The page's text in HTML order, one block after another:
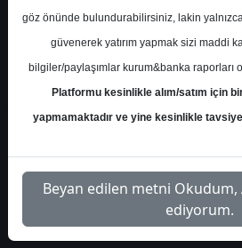
göz önünde bulundurabilirsiniz, lakin
güvenerek yatırım yapmak sizi maddi
bilgiler/paylaşımlar kurum&banka raporları
Platformu kesinlikle alım/satım için
yapmamaktadır ve yine kesinlikle
Beyan edilen metni Okudum,
ediyorum.